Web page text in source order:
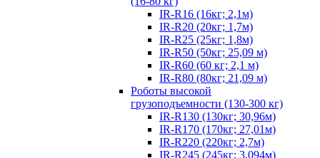
IR-R16 (16кг; 2,1м)
IR-R20 (20кг; 1,7м)
IR-R25 (25кг; 1,8м)
IR-R50 (50кг; 25,09 м)
IR-R60 (60 кг; 2,1 м)
IR-R80 (80кг; 21,09 м)
Роботы высокой
грузоподъемности (130-300 кг)
IR-R130 (130кг; 30,96м)
IR-R170 (170кг; 27,01м)
IR-R220 (220кг; 2,7м)
IR-R245 (245кг; 3,094м)